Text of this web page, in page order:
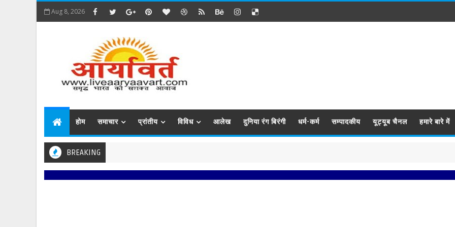
Aug 8, 2026
होम समाचार प्रांतीय विविध आलेख दुनिया रंग बिरंगी धर्म-कर्म सम्पादकीय यूट्यूब चैनल हमारे बारे में
BREAKING